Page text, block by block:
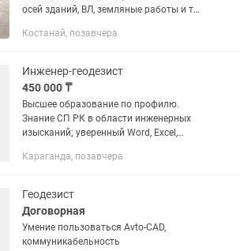
осей зданий, ВЛ, земляные работы и тд
исполнительных схем на любые
Костанай, позавчера
Инженер-геодезист
450 000 ₸
Высшее образование по профилю.
Знание СП РК в области инженерных
изысканий; уверенный Word, Excel,
пользование электронными
ведущих...
Караганда, позавчера
Геодезист
Договорная
Умение пользоваться Avto-CAD,
коммуникабельность